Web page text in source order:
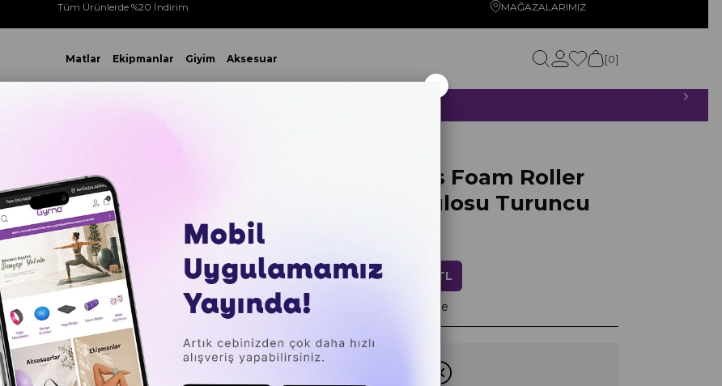
Tüm Ürünlerde %20 İndirim MAĞAZALARIMIZ
Matlar Ekipmanlar Giyim Aksesuar 0
Gymo Pro Series Foam Roller
Pilates Masaj Rulosu Turuncu
₺1.089,00
Sepette %20 İndirim 871,20 TL
₺209,18 `den başlayan taksitlerle